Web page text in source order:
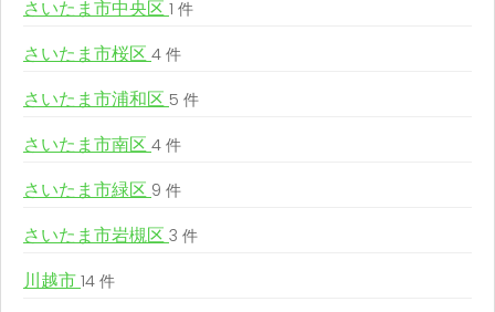
さいたま市中央区 1 件
さいたま市桜区 4 件
さいたま市浦和区 5 件
さいたま市南区 4 件
さいたま市緑区 9 件
さいたま市岩槻区 3 件
川越市 14 件